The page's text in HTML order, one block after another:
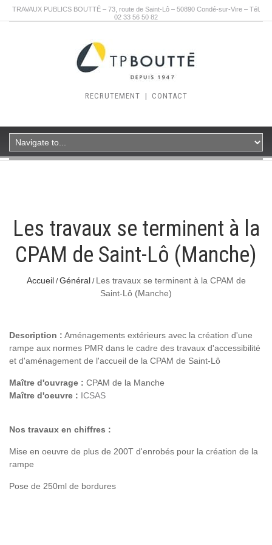
TRAVAUX PUBLICS BOUTTÉ – 73, route de Saint-Lô – 50890 Condé-sur-Vire – Tél.
02 33 56 50 82
RECRUTEMENT | CONTACT
Les travaux se terminent à la
CPAM de Saint-Lô (Manche)
Accueil Général
Les travaux se terminent à la CPAM de
Saint-Lô (Manche)
Description : Aménagements extérieurs avec la création d'une
rampe aux normes PMR dans le cadre des travaux d'accessibilité
et d'aménagement de l'accueil de la CPAM de Saint-Lô
Maître d'ouvrage : CPAM de la Manche
Maître d'oeuvre : ICSAS
Nos travaux en chiffres :
Mise en oeuvre de plus de 200T d'enrobés pour la création de la
rampe
Pose de 250ml de bordures